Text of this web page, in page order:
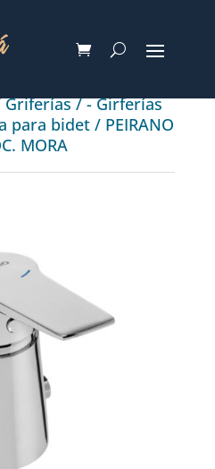
Griferías/- Girferías
para bidet/ PEIRANO
MORA